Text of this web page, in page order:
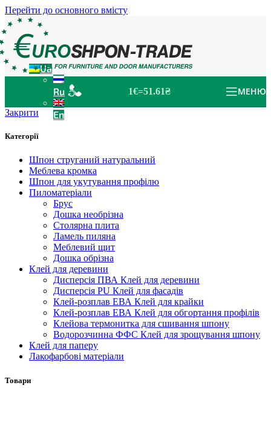
Перейти до основного вмісту
Ua
Ru
En
1€=51.61₴ МЕНЮ
Закрити
Категорії
Шпон струганий натуральний
Меблева кромка
Шпон для укутування профілю
Пиломатеріали
Брус
Дошка необрізна
Столярна плита
Ламель пиляна
Меблевий щит
Дошка обрізна
Клей для деревини
Дисперсія ПВА Клей для деревини
Дисперсія PU Клей для фасадів
Клей-розплав ЕВА Клей для крайки
Клей-розплав ЕВА Клей для обгортання профілів
Клейова термонитка для сшивання шпону
Водорозчинна ФФС Клей для зрощування шпону
Клей для паперу
Лакофарбові матеріали
Товари